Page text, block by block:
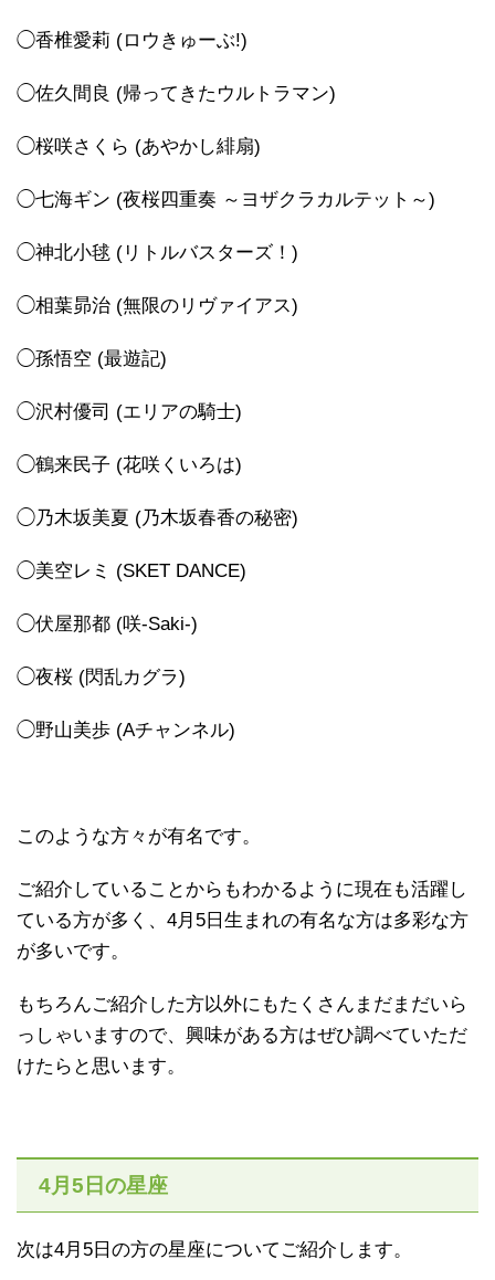
◯香椎愛莉 (ロウきゅーぶ!)
◯佐久間良 (帰ってきたウルトラマン)
◯桜咲さくら (あやかし緋扇)
◯七海ギン (夜桜四重奏 ～ヨザクラカルテット～)
◯神北小毬 (リトルバスターズ！)
◯相葉昴治 (無限のリヴァイアス)
◯孫悟空 (最遊記)
◯沢村優司 (エリアの騎士)
◯鶴来民子 (花咲くいろは)
◯乃木坂美夏 (乃木坂春香の秘密)
◯美空レミ (SKET DANCE)
◯伏屋那都 (咲-Saki-)
◯夜桜 (閃乱カグラ)
◯野山美歩 (Aチャンネル)
このような方々が有名です。
ご紹介していることからもわかるように現在も活躍し
ている方が多く、4月5日生まれの有名な方は多彩な方
が多いです。
もちろんご紹介した方以外にもたくさんまだまだいら
っしゃいますので、興味がある方はぜひ調べていただ
けたらと思います。
4月5日の星座
次は4月5日の方の星座についてご紹介します。